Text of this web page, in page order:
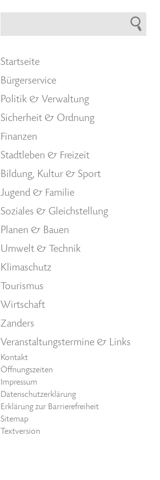
Startseite
Bürgerservice
Politik & Verwaltung
Sicherheit & Ordnung
Finanzen
Stadtleben & Freizeit
Bildung, Kultur & Sport
Jugend & Familie
Soziales & Gleichstellung
Planen & Bauen
Umwelt & Technik
Klimaschutz
Tourismus
Wirtschaft
Zanders
Veranstaltungstermine & Links
Kontakt
Öffnungszeiten
Impressum
Datenschutzerklärung
Erklärung zur Barrierefreiheit
Sitemap
Textversion